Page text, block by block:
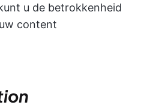
u de betrokkenheid
content